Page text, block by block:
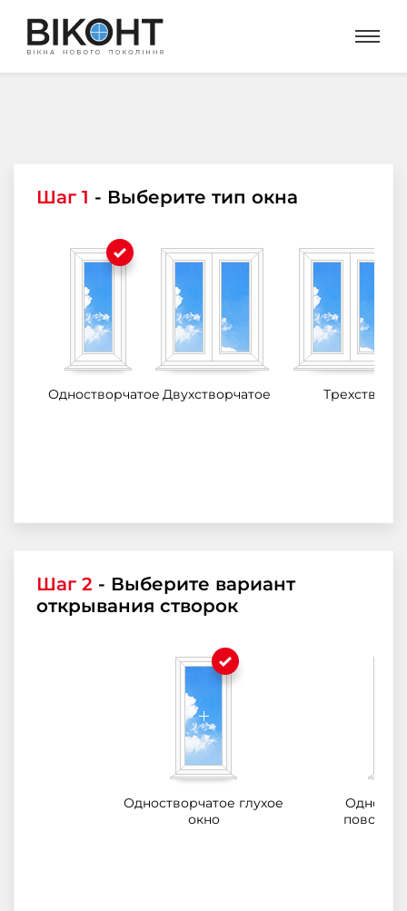
Шаг 1 - Выберите тип окна
Одностворчатое Двухстворчатое
Шаг 2 - Выберите вариант
открывания створок
Одностворчатое глухое
окно